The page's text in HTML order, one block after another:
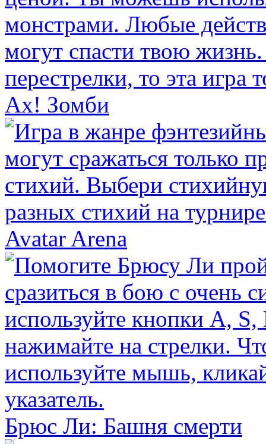
Ах! Зомби
Avatar Arena
Брюс Ли: Башня смерти